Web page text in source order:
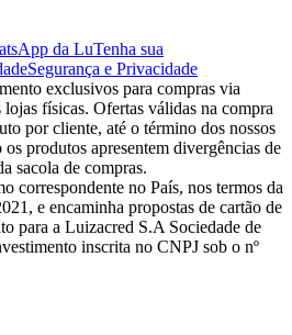
da LuTenha sua
Segurança e Privacidade
exclusivos para compras via
físicas. Ofertas válidas na compra
por cliente, até o término dos nossos
produtos apresentem divergências de
sacola de compras.
correspondente no País, nos termos da
e encaminha propostas de cartão de
para a Luizacred S.A Sociedade de
inscrita no CNPJ sob o nº